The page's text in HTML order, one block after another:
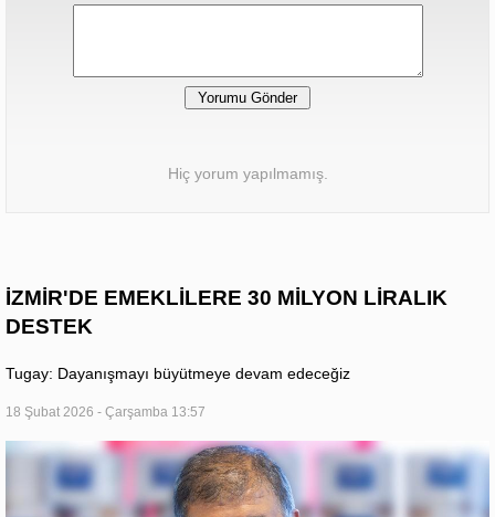
Hiç yorum yapılmamış.
İZMİR'DE EMEKLİLERE 30 MİLYON LİRALIK
DESTEK
Tugay: Dayanışmayı büyütmeye devam edeceğiz
18 Şubat 2026 - Çarşamba 13:57